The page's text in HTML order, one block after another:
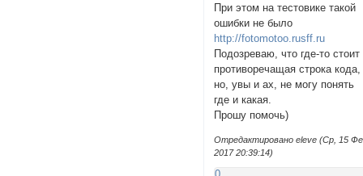
При этом на тестовике такой
ошибки не было
http://fotomotoo.rusff.ru
Подозреваю, что где-то стоит
противоречащая строка кода,
но, увы и ах, не могу понять
где и какая.
Прошу помочь)
Отредактировано eleve (Ср, 15
2017 20:39:14)